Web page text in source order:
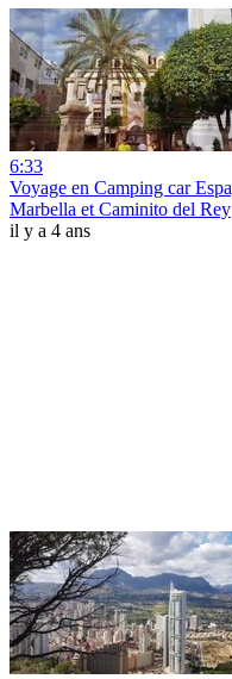
6:33
Voyage en Camping car
Marbella et Caminito del Rey
il y a 4 ans